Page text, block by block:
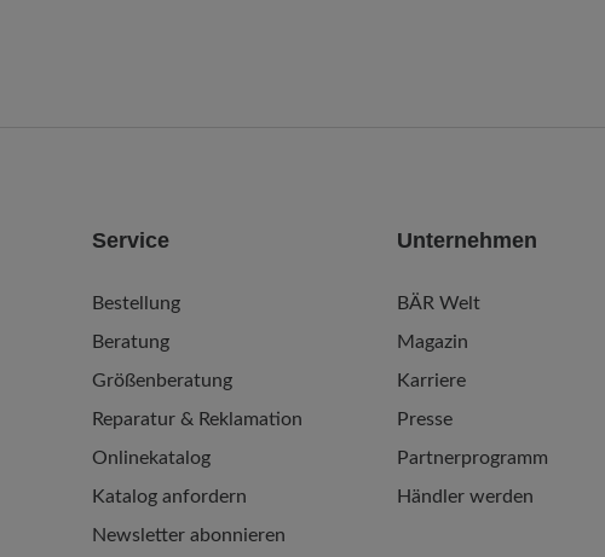
Service
Bestellung
Beratung
Größenberatung
Reparatur & Reklamation
Onlinekatalog
Katalog anfordern
Newsletter abonnieren
Unternehmen
BÄR Welt
Magazin
Karriere
Presse
Partnerprogramm
Händler werden